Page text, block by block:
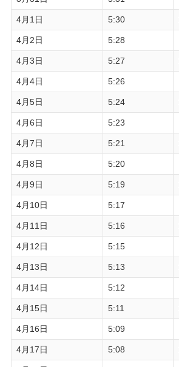
4月1日 5:30
4月2日 5:28
4月3日 5:27
4月4日 5:26
4月5日 5:24
4月6日 5:23
4月7日 5:21
4月8日 5:20
4月9日 5:19
4月10日 5:17
4月11日 5:16
4月12日 5:15
4月13日 5:13
4月14日 5:12
4月15日 5:11
4月16日 5:09
4月17日 5:08